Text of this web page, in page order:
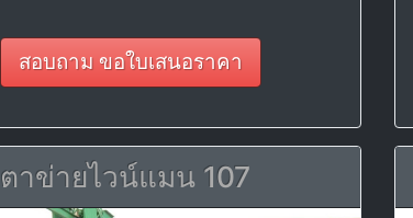
สอบถาม ขอใบเสนอราคา
ตาข่ายไวน์แมน 107